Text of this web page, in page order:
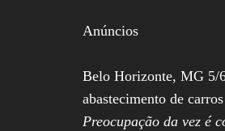
Anúncios
Belo Horizonte, MG 5/
abastecimento de
Preocupação da vez é